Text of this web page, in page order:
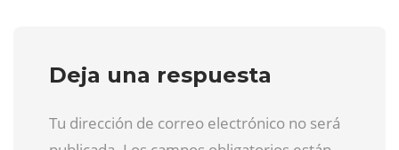
Deja una respuesta
Tu dirección de correo electrónico no será